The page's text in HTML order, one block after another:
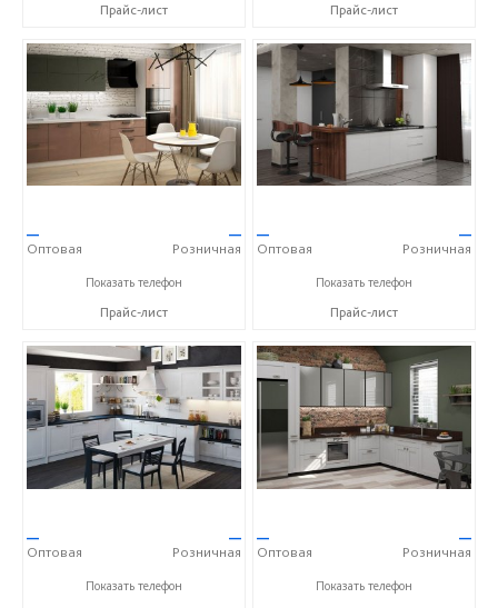
Прайс-лист
Прайс-лист
—
Оптовая
—
Розничная
+7 (903) 522-59-49
Показать телефон
Прайс-лист
—
Оптовая
—
Розничная
+7 (903) 522-59-49
Показать телефон
Прайс-лист
—
Оптовая
—
Розничная
+7 (903) 522-59-49
Показать телефон
—
Оптовая
—
Розничная
+7 (903) 522-59-49
Показать телефон